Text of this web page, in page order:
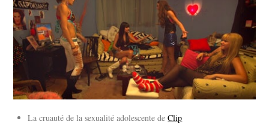
La cruauté de la sexualité adolescente deClip